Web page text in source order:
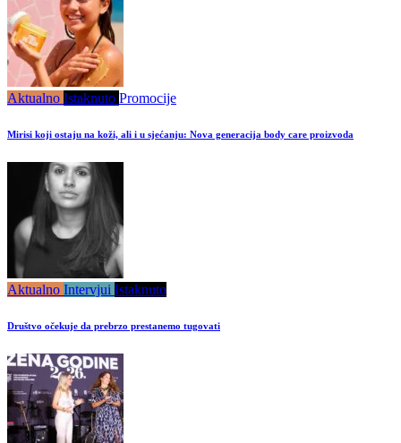
Aktualno Istaknuto Promocije
Mirisi koji ostaju na koži, ali i u sjećanju: Nova generacija body care proizvoda
Aktualno Intervjui Istaknuto
Društvo očekuje da prebrzo prestanemo tugovati